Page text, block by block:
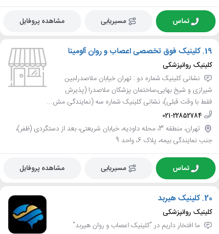
تماس مسیریابی مشاهده پروفایل
19. کلینیک فوق تخصصی اعصاب و روان آلومینا
کلینیک روانپزشکی
نشانی کلینیک شماره دو : تهران خیابان ملاصدرا،بین
شیرازی و شیخ بهایی،ساختمان پزشکان ملاصدرا (پذیرش
فقط با وقت قبلی)، نشانی کلینیک شماره سه (نمایندگی مش...
021-22852784
تهران، منطقه 3، محله داودیه، خیابان شریعتی، بعد از دستگردی (ظفر)،
جنب نمایندگی بیمه، پلاک 6، واحد 9
تماس مسیریابی مشاهده پروفایل
20. کلینیک هیربد
کلینیک روانپزشکی
ما افتخار داریم در "کلینیک اعصاب و روان هیربد"